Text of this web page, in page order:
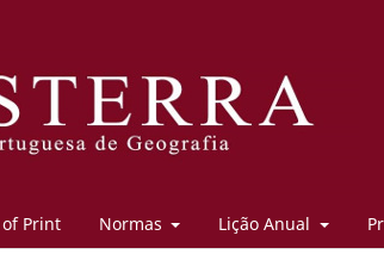
Print Normas Lição Anual